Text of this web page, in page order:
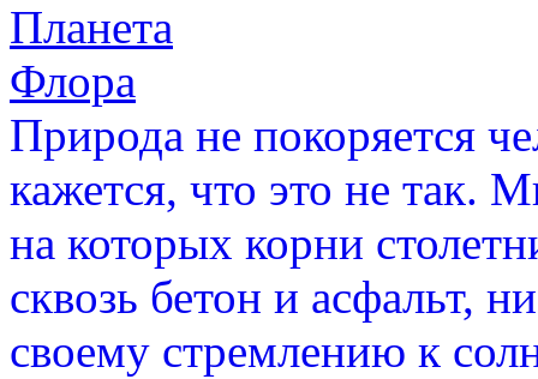
Планета
Флора
Природа не покоряется
кажется, что это не так.
на которых корни
сквозь бетон и асфальт,
своему стремлению к